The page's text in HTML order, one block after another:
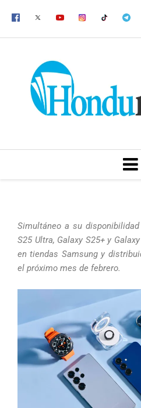
Simultáneo a su
S25 Ultra, Galaxy S25+ y
en tiendas Samsung y
el próximo mes de febrero.